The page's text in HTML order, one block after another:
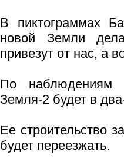
В пиктограммах
новой Земли
привезут от нас, а
По наблюдениям
Земля-2 будет в
Ее строительство
будет переезжать.